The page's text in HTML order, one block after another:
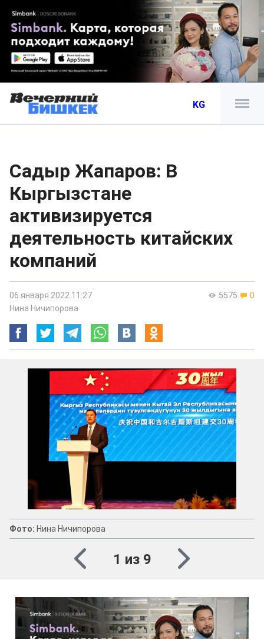
KG
Садыр Жапаров: В
Кыргызстане
активизируется
деятельность китайских
компаний
5575 0
06 января 2022 11:27
Нина Ничипорова
Фото: Нина Ничипорова
1 из 9